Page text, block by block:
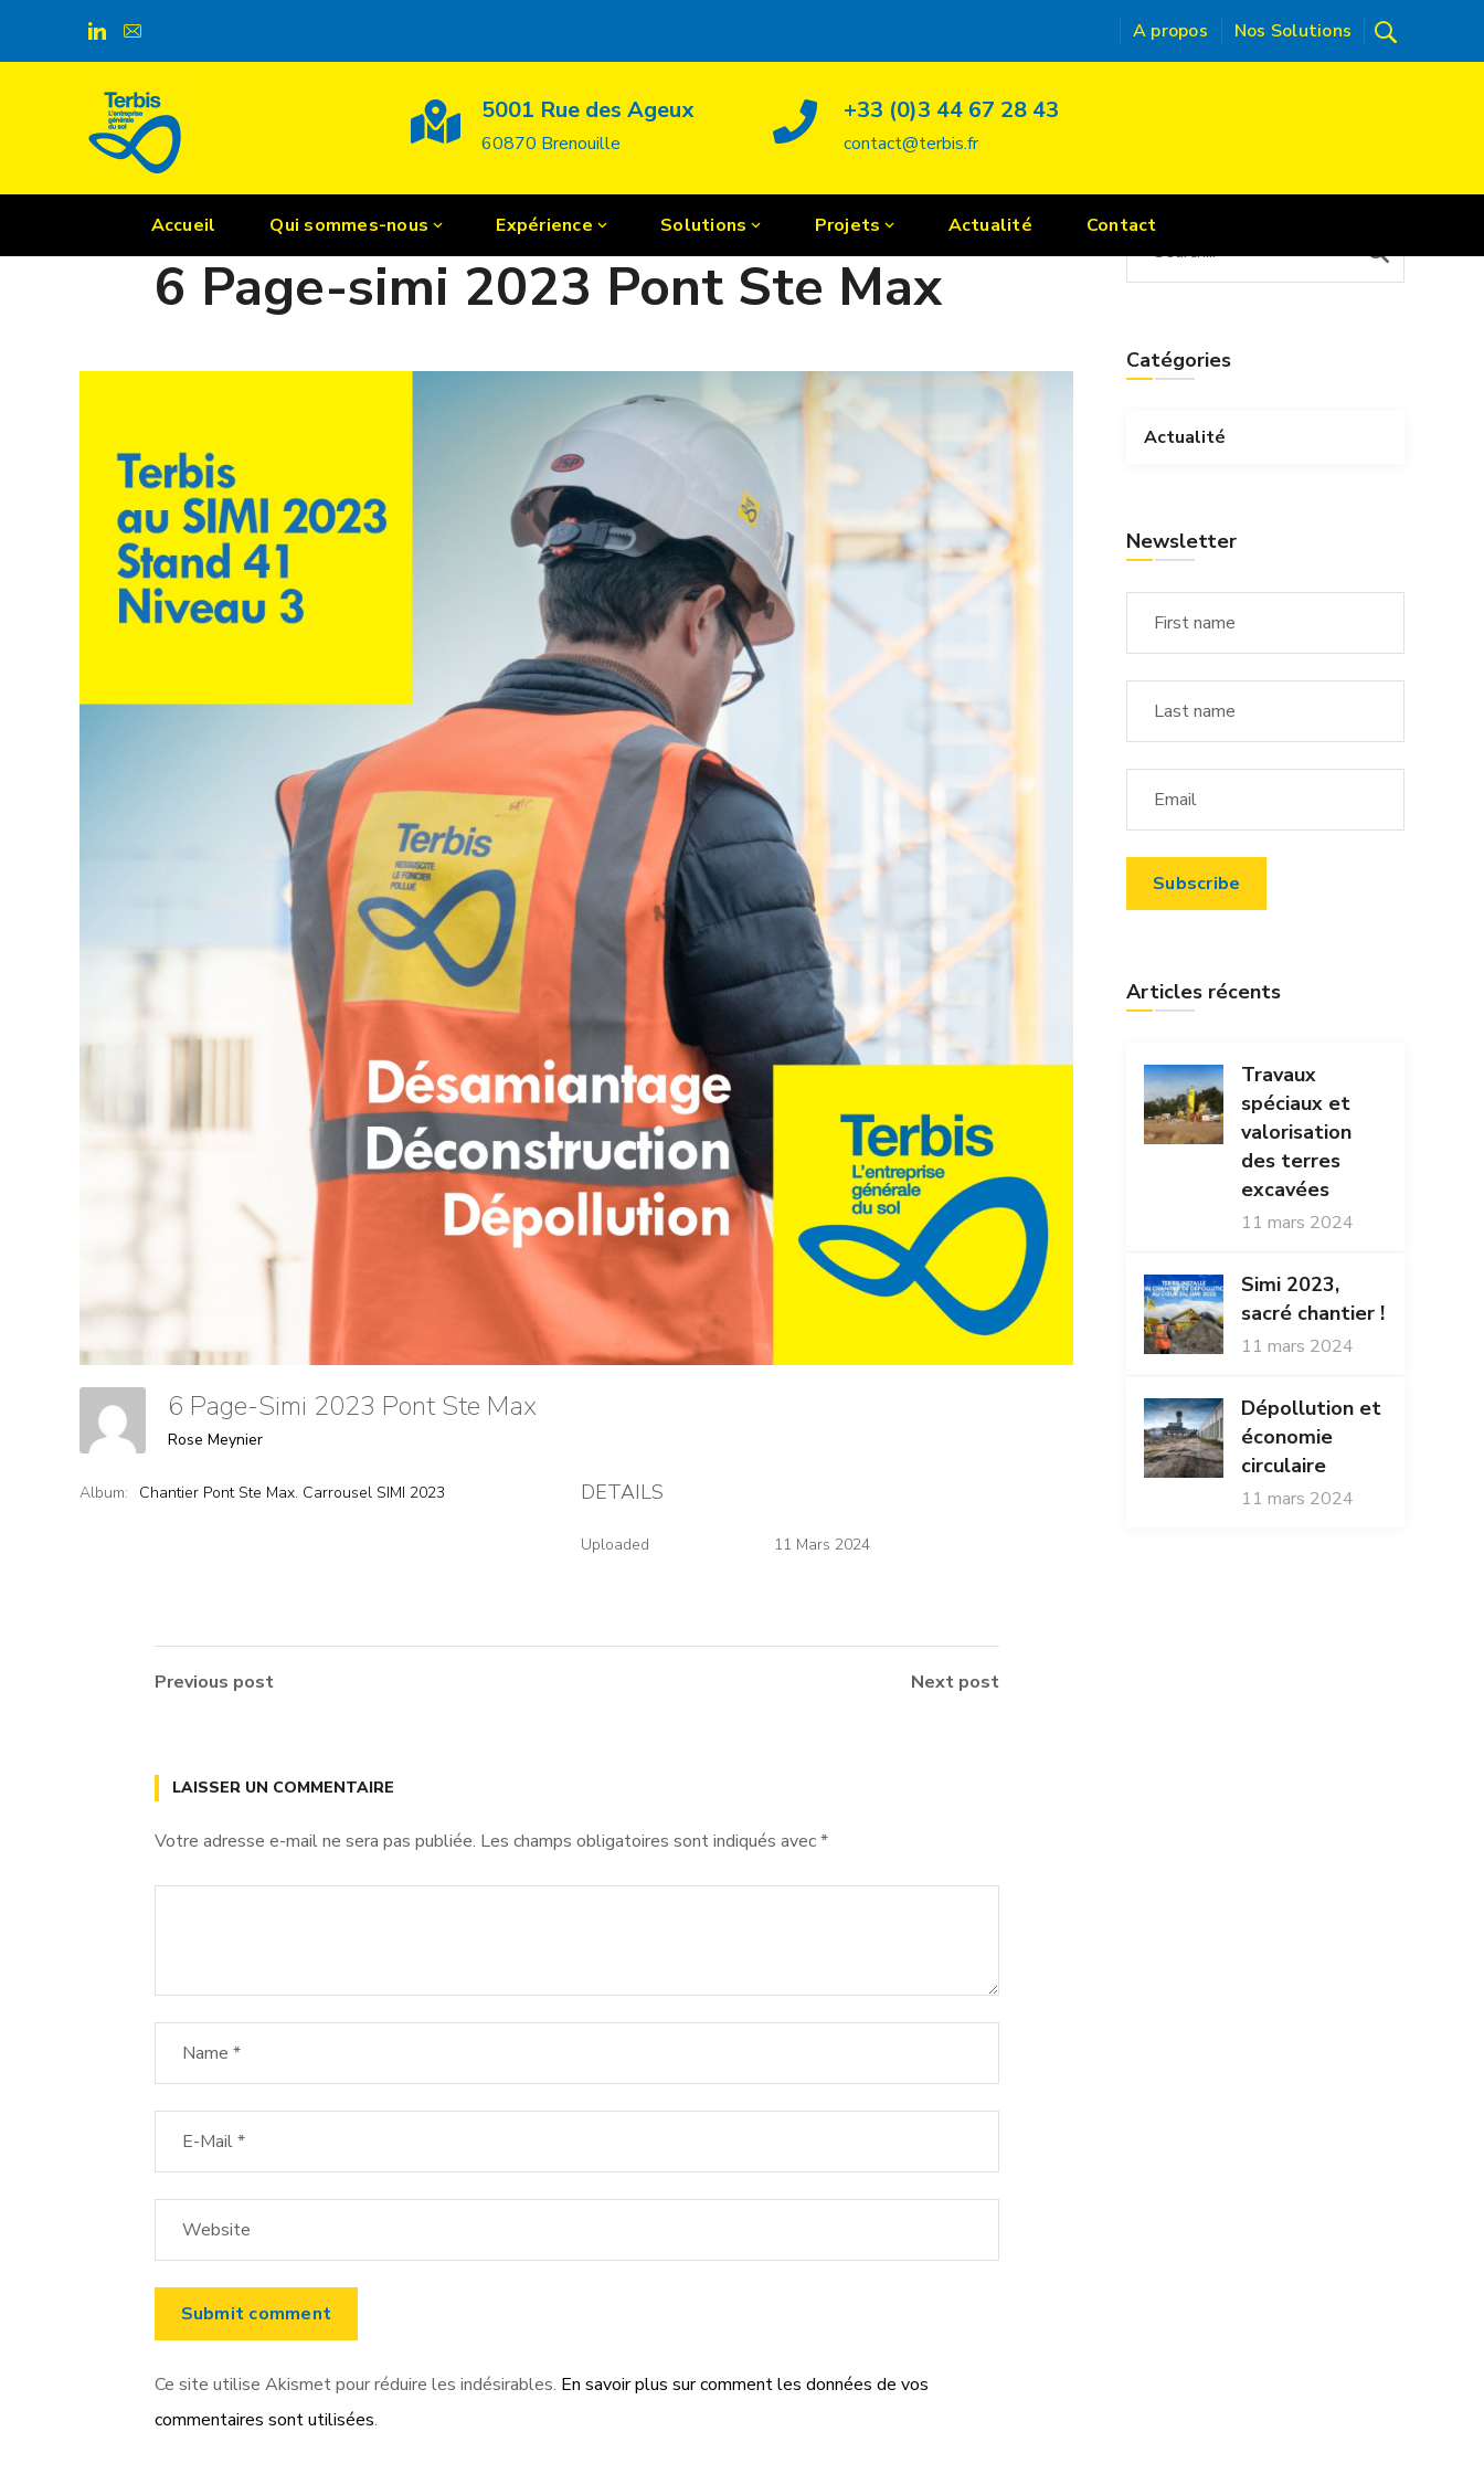
A propos Nos Solutions
5001 Rue des Ageux
60870 Brenouille
+33 (0)3 44 67 28 43
contact@terbis.fr
Accueil Qui sommes-nous Expérience Solutions Projets Actualité Contact
Gmedia
POSTED ON 11 MARS 2024
6 Page-simi 2023 Pont Ste Max
6 Page-Simi 2023 Pont Ste Max
Rose Meynier
Album: Chantier Pont Ste Max. Carrousel SIMI 2023 DETAILS
Uploaded 11 Mars 2024
Previous post Next post
LAISSER UN COMMENTAIRE
Votre adresse e-mail ne sera pas publiée. Les champs obligatoires sont indiqués avec*
Ce site utilise Akismet pour réduire les indésirables. En savoir plus sur comment les données de vos
commentaires sont utilisées.
Catégories
Actualité
Newsletter
Articles récents
Travaux
spéciaux et
valorisation
des terres
excavées
11 mars 2024
Simi 2023,
sacré chantier !
11 mars 2024
Dépollution et
économie
circulaire
11 mars 2024